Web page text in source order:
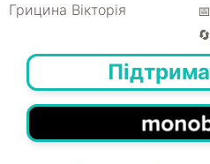
Грицина Вікторія